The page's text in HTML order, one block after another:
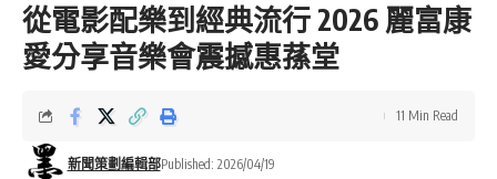
從電影配樂到經典流行 2026 麗富康
愛分享音樂會震撼惠蓀堂
新聞策劃編輯部Published: 2026/04/19
11 Min Read